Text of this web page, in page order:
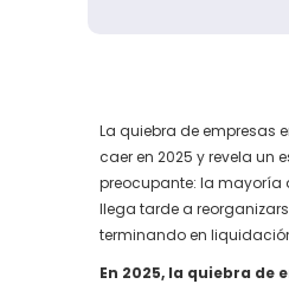
La quiebra de empresas
caer en 2025 y revela un
preocupante: la
llega tarde a
terminando en
En 2025, la quiebra de